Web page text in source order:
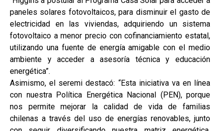
paneles solares fotovoltaicos, para disminuir el gasto de
electricidad en las viviendas, adquiriendo un sistema
fotovoltaico a menor precio con cofinanciamiento estatal,
utilizando una fuente de energía amigable con el medio
ambiente y acceder a asesoría técnica y educación
energética”.
Asimismo, el seremi destacó: “Esta iniciativa va en línea
con nuestra Política Energética Nacional (PEN), porque
nos permite mejorar la calidad de vida de familias
chilenas a través del uso de energías renovables, junto